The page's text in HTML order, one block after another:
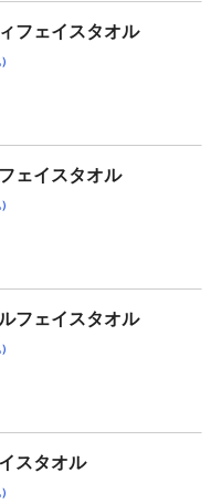
フェイスタオル
ェイスタオル
フェイスタオル
スタオル